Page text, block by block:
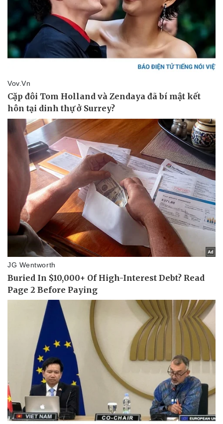
Lịch thi đấu bóng đá
Thế giới thể thao
eSports
Hậu trường
Ô tô - Xe máy
Xe máy
Tư vấn